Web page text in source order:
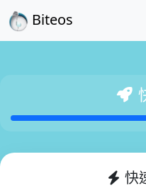
Biteos
快